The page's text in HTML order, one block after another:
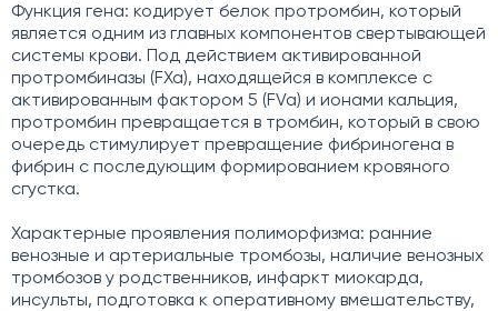
Функция гена: кодирует белок протромбин, который
является одним из главных компонентов свертывающей
системы крови. Под действием активированной
протромбиназы (FXa), находящейся в комплексе с
активированным фактором 5 (FVa) и ионами кальция,
протромбин превращается в тромбин, который в свою
очередь стимулирует превращение фибриногена в
фибрин с последующим формированием кровяного
сгустка.
Характерные проявления полиморфизма: ранние
венозные и артериальные тромбозы, наличие венозных
тромбозов у родственников, инфаркт миокарда,
инсульты, подготовка к оперативному вмешательству,